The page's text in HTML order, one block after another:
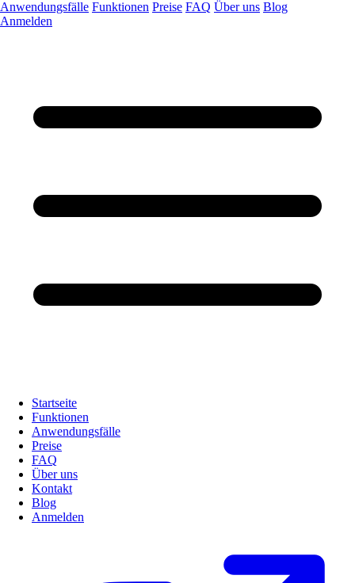
Anwendungsfälle Funktionen Preise FAQ Über uns Blog
Anmelden
Startseite
Funktionen
Anwendungsfälle
Preise
FAQ
Über uns
Kontakt
Blog
Anmelden